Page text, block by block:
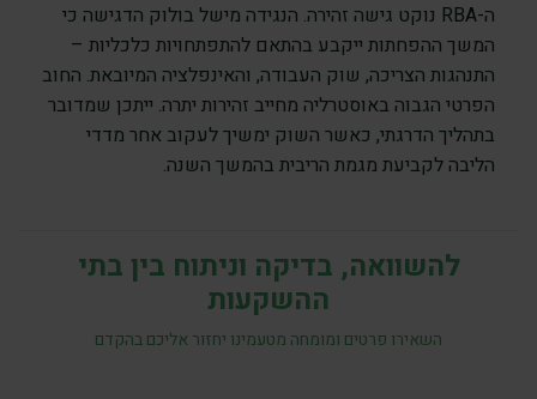
ה-RBA נוקט גישה זהירה. הנגידה מישל בולוק הדגישה כי
המשך ההפחתות ייקבע בהתאם להתפתחויות כלכליות –
התנהגות הצריכה, שוק העבודה, והאינפלציה המיובאת. החוב
הפרטי הגבוה באוסטרליה מחייב זהירות יתרה. ייתכן שמדובר
בתהליך הדרגתי, כאשר השוק ימשיך לעקוב אחר מדדי
הליבה לקביעת מגמת הריבית בהמשך השנה.
להשוואה, בדיקה וניתוח בין בתי
ההשקעות
השאירו פרטים ומומחה מטעמינו יחזור אליכם בהקדם